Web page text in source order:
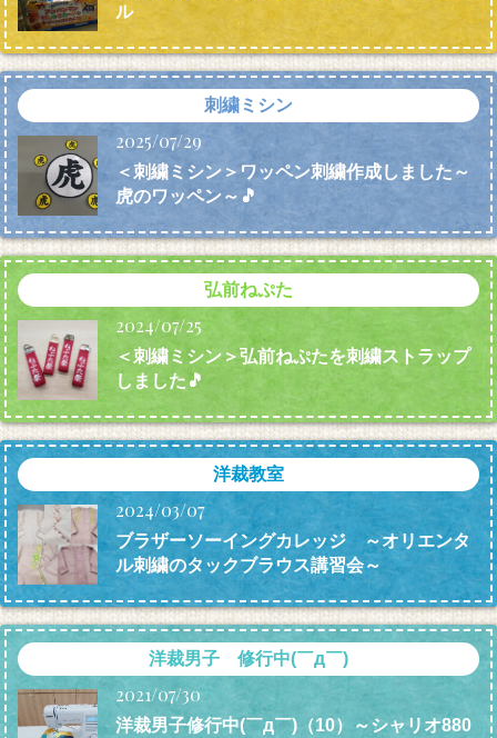
ル
刺繍ミシン
2025/07/29
＜刺繍ミシン＞ワッペン刺繍作成しました～
虎のワッペン～🎵
弘前ねぷた
2024/07/25
＜刺繍ミシン＞弘前ねぷたを刺繍ストラップ
しました🎵
洋裁教室
2024/03/07
ブラザーソーイングカレッジ ～オリエンタ
ル刺繍のタックブラウス講習会～
洋裁男子 修行中(￣д￣)
2021/07/30
洋裁男子修行中(￣д￣)（10）～シャリオ880